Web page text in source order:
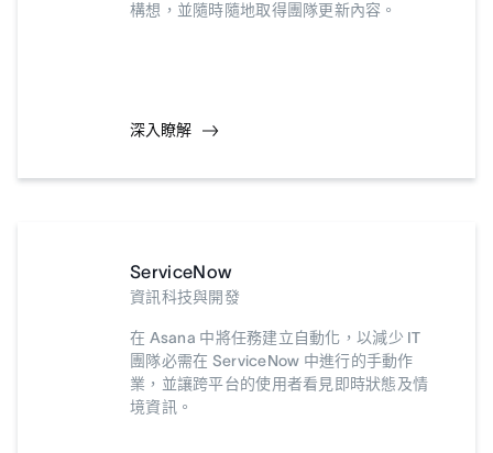
構想，並隨時隨地取得團隊更新內容。
深入瞭解
ServiceNow
資訊科技與開發
在 Asana 中將任務建立自動化，以減少 IT
團隊必需在 ServiceNow 中進行的手動作
業，並讓跨平台的使用者看見即時狀態及情
境資訊。